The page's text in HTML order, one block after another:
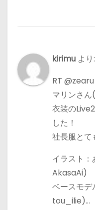
kirimu より:
RT
マリンさ
衣装の
した！
社長服とて
イラスト
AkasaAi)
ベースモデ
tou_ilie)…